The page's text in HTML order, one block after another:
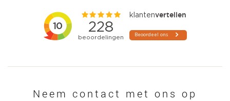
Neem contact met ons op